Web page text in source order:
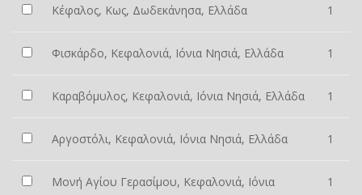
Κέφαλος, Κως, Δωδεκάνησα, Ελλάδα 1
Φισκάρδο, Κεφαλονιά, Ιόνια Νησιά, Ελλάδα 1
Καραβόμυλος, Κεφαλονιά, Ιόνια Νησιά, Ελλάδα 1
Αργοστόλι, Κεφαλονιά, Ιόνια Νησιά, Ελλάδα 1
Μονή Αγίου Γερασίμου, Κεφαλονιά, Ιόνια
1